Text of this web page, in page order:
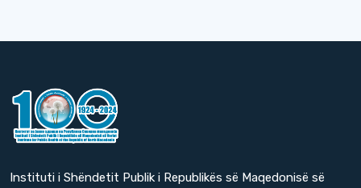
Instituti i Shëndetit Publik i Republikës së Maqedonisë së